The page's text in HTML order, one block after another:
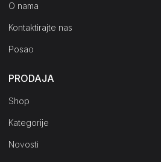
O nama
Kontaktirajte nas
Posao
PRODAJA
Shop
Kategorije
Novosti